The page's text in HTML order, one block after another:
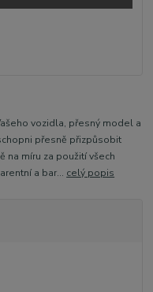
vozidla, přesný model a
přesně přizpůsobit
na míru za použití všech
a bar... celý popis